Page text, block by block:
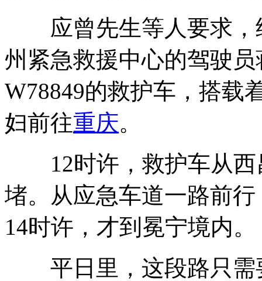
应曾先生等人要求，
州紧急救援中心的驾驶
W78849的救护车，搭载
妇前往重庆。
12时许，救护车从西
堵。从应急车道一路前
14时许，才到冕宁境内。
平日里，这段路只需